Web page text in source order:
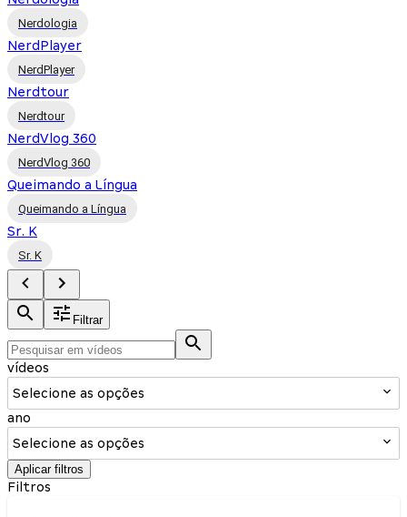
Nerdologia
NerdPlayer
NerdPlayer
Nerdtour
Nerdtour
NerdVlog 360
NerdVlog 360
Queimando a Língua
Queimando a Língua
Sr. K
Sr. K
Filtrar
vídeos
Selecione as opções
ano
Selecione as opções
Aplicar filtros
Filtros